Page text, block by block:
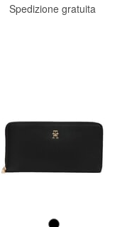
Spedizione gratuita